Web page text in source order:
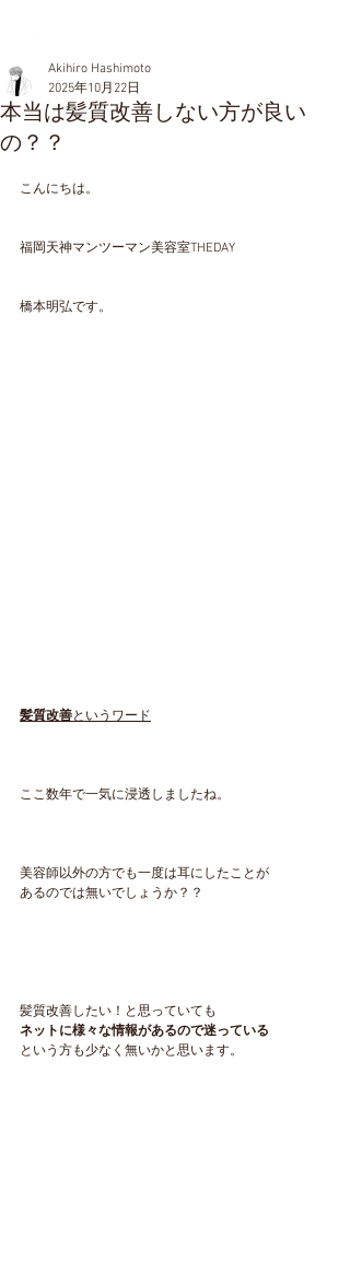
本当は髪質改善しない方が良い
の？？
Akihiro Hashimoto
2025年10月22日
こんにちは。
福岡天神マンツーマン美容室THEDAY
橋本明弘です。
髪質改善というワード
ここ数年で一気に浸透しましたね。
美容師以外の方でも一度は耳にしたことが
あるのでは無いでしょうか？？
髪質改善したい！と思っていても
ネットに様々な情報があるので迷っている
という方も少なく無いかと思います。